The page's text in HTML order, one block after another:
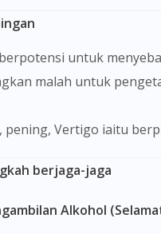
untuk
malah untuk
pening, Vertigo iaitu
berjaga-jaga
Alkohol